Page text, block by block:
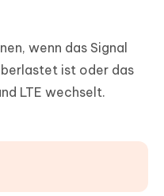
wenn das Signal
ist oder das
LTE wechselt.